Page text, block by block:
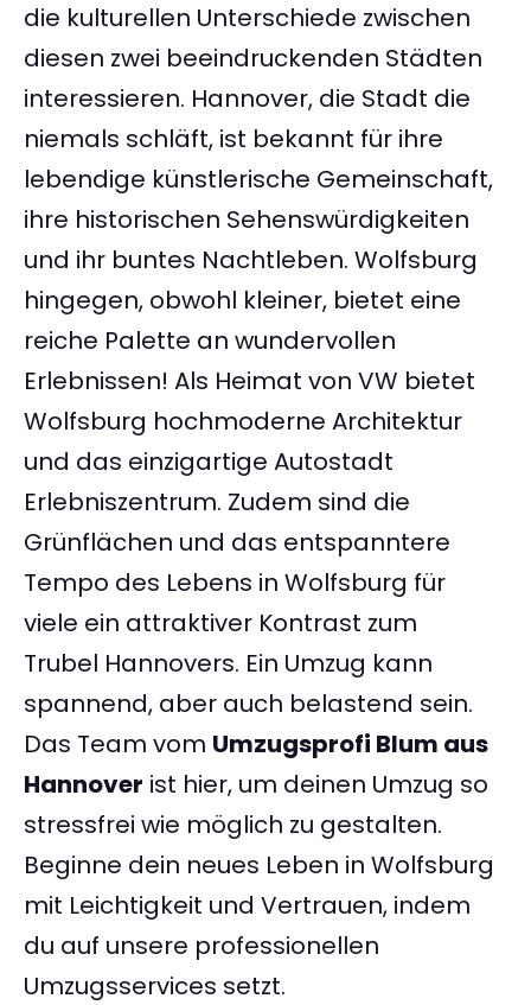
die kulturellen Unterschiede zwischen
diesen zwei beeindruckenden Städten
interessieren. Hannover, die Stadt die
niemals schläft, ist bekannt für ihre
lebendige künstlerische Gemeinschaft,
ihre historischen Sehenswürdigkeiten
und ihr buntes Nachtleben. Wolfsburg
hingegen, obwohl kleiner, bietet eine
reiche Palette an wundervollen
Erlebnissen! Als Heimat von VW bietet
Wolfsburg hochmoderne Architektur
und das einzigartige Autostadt
Erlebniszentrum. Zudem sind die
Grünflächen und das entspanntere
Tempo des Lebens in Wolfsburg für
viele ein attraktiver Kontrast zum
Trubel Hannovers. Ein Umzug kann
spannend, aber auch belastend sein.
Das Team vom Umzugsprofi Blum aus
Hannover ist hier, um deinen Umzug so
stressfrei wie möglich zu gestalten.
Beginne dein neues Leben in Wolfsburg
mit Leichtigkeit und Vertrauen, indem
du auf unsere professionellen
Umzugsservices setzt.